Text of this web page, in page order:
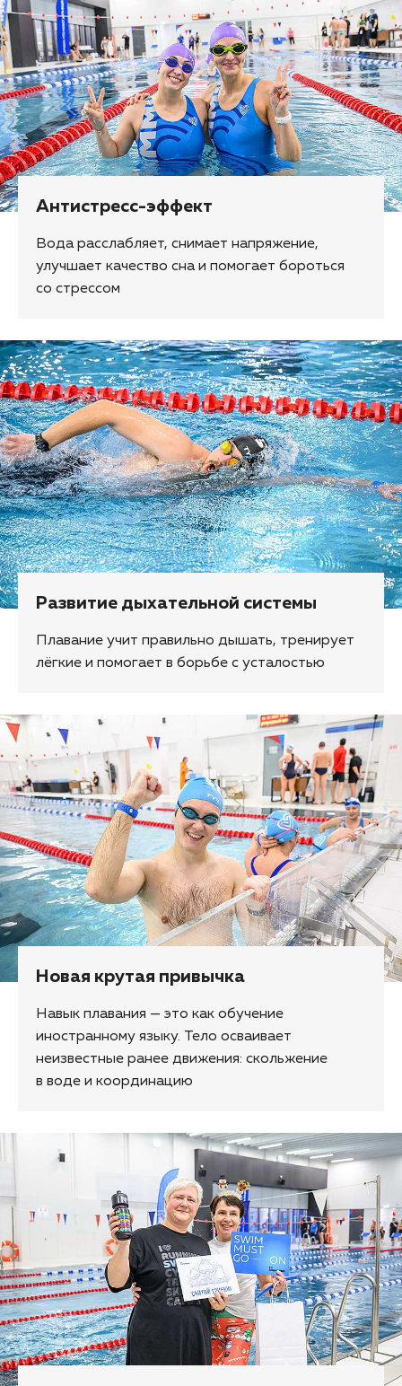
Антистресс-эффект
Вода расслабляет, снимает напряжение,
улучшает качество сна и помогает бороться
со стрессом
Развитие дыхательной системы
Плавание учит правильно дышать, тренирует
лёгкие и помогает в борьбе с усталостью
Новая крутая привычка
Навык плавания — это как обучение
иностранному языку. Тело осваивает
неизвестные ранее движения: скольжение
в воде и координацию